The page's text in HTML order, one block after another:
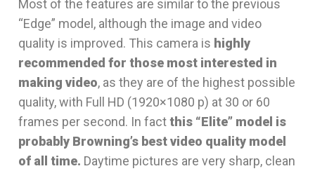
Most of the features are similar to the previous
“Edge” model, although the image and video
quality is improved. This camera is highly
recommended for those most interested in
making video, as they are of the highest possible
quality, with Full HD (1920×1080 p) at 30 or 60
frames per second. In factthis “Elite” model is
probably Browning’s best video quality model
of all time. Daytime pictures are very sharp, clean